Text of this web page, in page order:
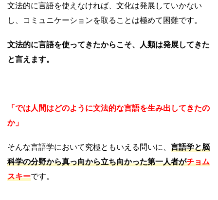
文法的に言語を使えなければ、文化は発展していかない
し、コミュニケーションを取ることは極めて困難です。
文法的に言語を使ってきたからこそ、人類は発展してきた
と言えます。
「では人間はどのように文法的な言語を生み出してきたの
か」
そんな言語学において究極ともいえる問いに、 言語学と脳
科学の分野から真っ向から立ち向かった第一人者がチョム
スキーです。